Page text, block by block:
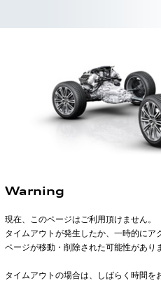
Warning
現在、このページはご利用頂けません。
タイムアウトが発生したか、一時的に
ページが移動・削除された可能性があり
タイムアウトの場合は、しばらく時間を